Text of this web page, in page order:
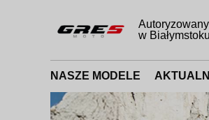
w Białymstoku
NASZE MODELE